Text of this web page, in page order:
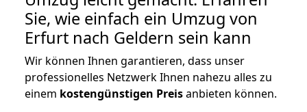
Sie, wie einfach ein Umzug von
Erfurt nach Geldern sein kann
Wir können Ihnen garantieren, dass unser
professionelles Netzwerk Ihnen nahezu alles zu
einem kostengünstigen Preisanbieten können.